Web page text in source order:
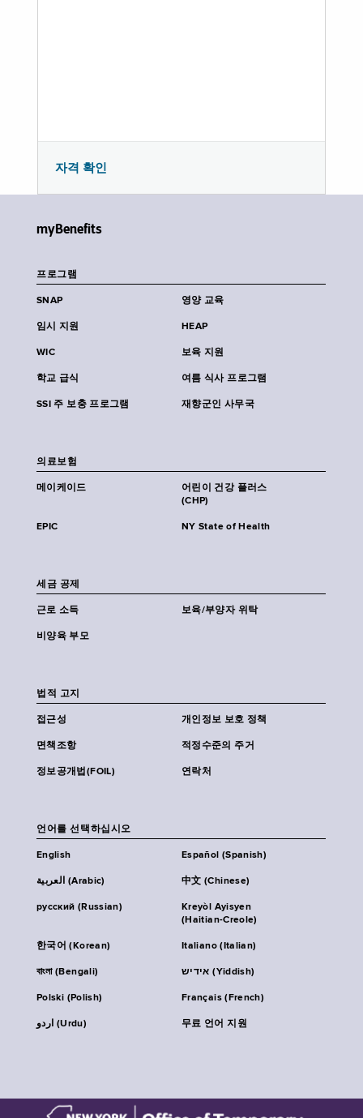
자격 확인
myBenefits
프로그램
SNAP 영양 교육
임시 지원 HEAP
WIC 보육 지원
학교 급식 여름 식사 프로그램
SSI 주 보충 프로그램 재향군인 사무국
의료보험
메이케이드
어린이 건강 플러스
(CHP)
EPIC NY State of Health
세금 공제
근로 소득 보육/부양자 위탁
비양육 부모
법적 고지
접근성 개인정보 보호 정책
면책조항 적정수준의 주거
정보공개법(FOIL) 연락처
언어를 선택하십시오
English Español (Spanish)
العربية (Arabic) 中文 (Chinese)
русский (Russian)
Kreyòl Ayisyen
(Haitian-Creole)
한국어 (Korean) Italiano (Italian)
বাংলা (Bengali) אידיש (Yiddish)
Polski (Polish) Français (French)
اردو (Urdu) 무료 언어 지원